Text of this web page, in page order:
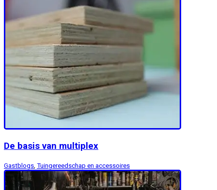
De basis van multiplex
Gastblogs Tuingereedschap en accessoires